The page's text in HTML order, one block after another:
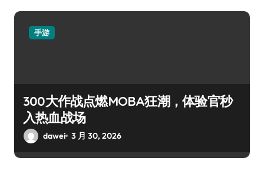
手游
300大作战点燃MOBA狂潮，体验官秒
入热血战场
dawei 3 月 30, 2026